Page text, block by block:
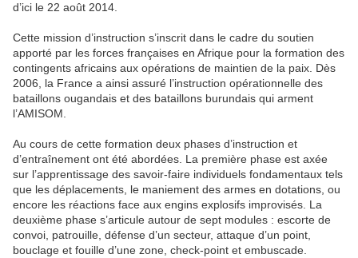
d’ici le 22 août 2014.
Cette mission d’instruction s’inscrit dans le cadre du soutien
apporté par les forces françaises en Afrique pour la formation des
contingents africains aux opérations de maintien de la paix. Dès
2006, la France a ainsi assuré l’instruction opérationnelle des
bataillons ougandais et des bataillons burundais qui arment
l’AMISOM.
Au cours de cette formation deux phases d’instruction et
d’entraînement ont été abordées. La première phase est axée
sur l’apprentissage des savoir-faire individuels fondamentaux tels
que les déplacements, le maniement des armes en dotations, ou
encore les réactions face aux engins explosifs improvisés. La
deuxième phase s’articule autour de sept modules : escorte de
convoi, patrouille, défense d’un secteur, attaque d’un point,
bouclage et fouille d’une zone, check-point et embuscade.